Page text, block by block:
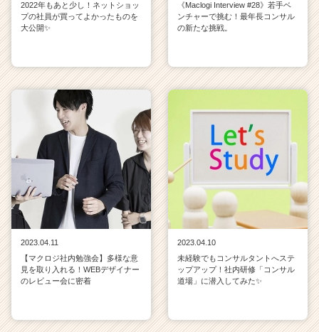
2022年もあと少し！ネットショッ
プの社員が買ってよかったものを
大公開✨
《Maclogi Interview #28》若手ベ
ンチャーで挑む！最年長コンサル
の新たな挑戦。
2023.04.11
【マクロジ社内勉強会】多様な意
見を取り入れる！WEBデザイナー
のレビュー会に密着
2023.04.10
未経験でもコンサルタントへステ
ップアップ！社内研修「コンサル
道場」に潜入してみた✨